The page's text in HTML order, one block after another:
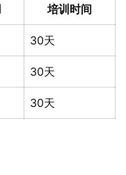
培训时间
30天
30天
30天